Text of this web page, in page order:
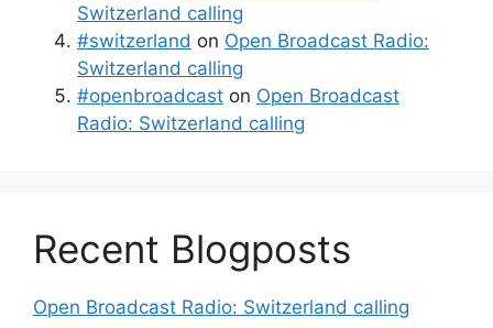
Switzerland calling
#switzerland on Open Broadcast Radio:
Switzerland calling
#openbroadcast on Open Broadcast
Radio: Switzerland calling
Recent Blogposts
Open Broadcast Radio: Switzerland calling